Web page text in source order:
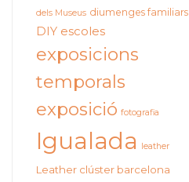
dels Museus diumenges familiars
DIY escoles
exposicions
temporals
exposició fotografia
Igualada leather
Leather clúster barcelona